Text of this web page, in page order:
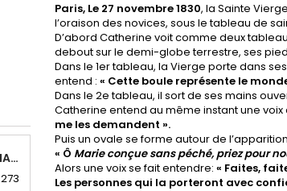
HUILE DE SAINT CHARBEL
273
Paris, Le 27 novembre 1830, la Sainte
l’oraison des novices, sous le tableau de
D’abord Catherine voit comme deux
debout sur le demi-globe terrestre, ses
Dans le 1er tableau, la Vierge porte dans
entend : « Cette boule représente le
Dans le 2e tableau, il sort de ses mains
Catherine entend au même instant une voix
me les demandent ».
Puis un ovale se forme autour de
« Ô Marie conçue sans péché, priez pour
Alors une voix se fait entendre: « Faites,
Les personnes qui la porteront avec